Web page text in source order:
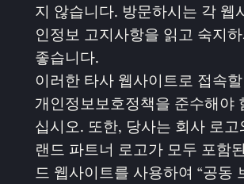
지 않습니다. 방문하시는 각 웹
인정보 고지사항을 읽고 숙지
좋습니다.
이러한 타사 웹사이트로 접속
개인정보보호정책을 준수해야
십시오. 또한, 당사는 회사 로고
랜드 파트너 로고가 모두 포함
드 웹사이트를 사용하여 “공동